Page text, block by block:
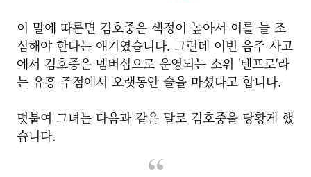
이 말에 따른면 김호중은 색정이 높아서 이를 늘 조
심해야 한다는 얘기였습니다. 그런데 이번 음주 사고
에서 김호중은 멤버십으로 운영되는 소위 '텐프로'라
는 유흥 주점에서 오랫동안 술을 마셨다고 합니다.
덧붙여 그녀는 다음과 같은 말로 김호중을 당황케 했
습니다.